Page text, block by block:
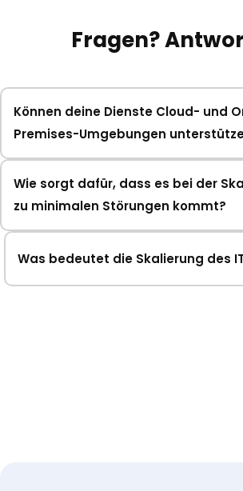
Fragen?
Können deine Dienste Cloud- und
Premises-Umgebungen
Wie sorgt dafür, dass es bei der
zu minimalen Störungen kommt?
Was bedeutet die Skalierung des